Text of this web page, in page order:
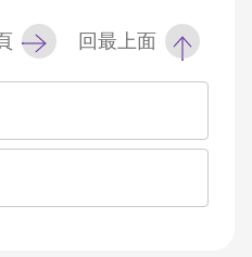
回最上面